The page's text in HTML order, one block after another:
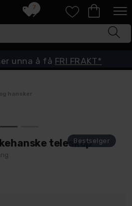
7
unna å få FRI FRAKT*
teleskop